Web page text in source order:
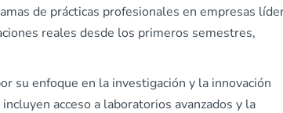
de prácticas profesionales en empresas
reales desde los primeros semestres,
su enfoque en la investigación y la innovación
acceso a laboratorios avanzados y la